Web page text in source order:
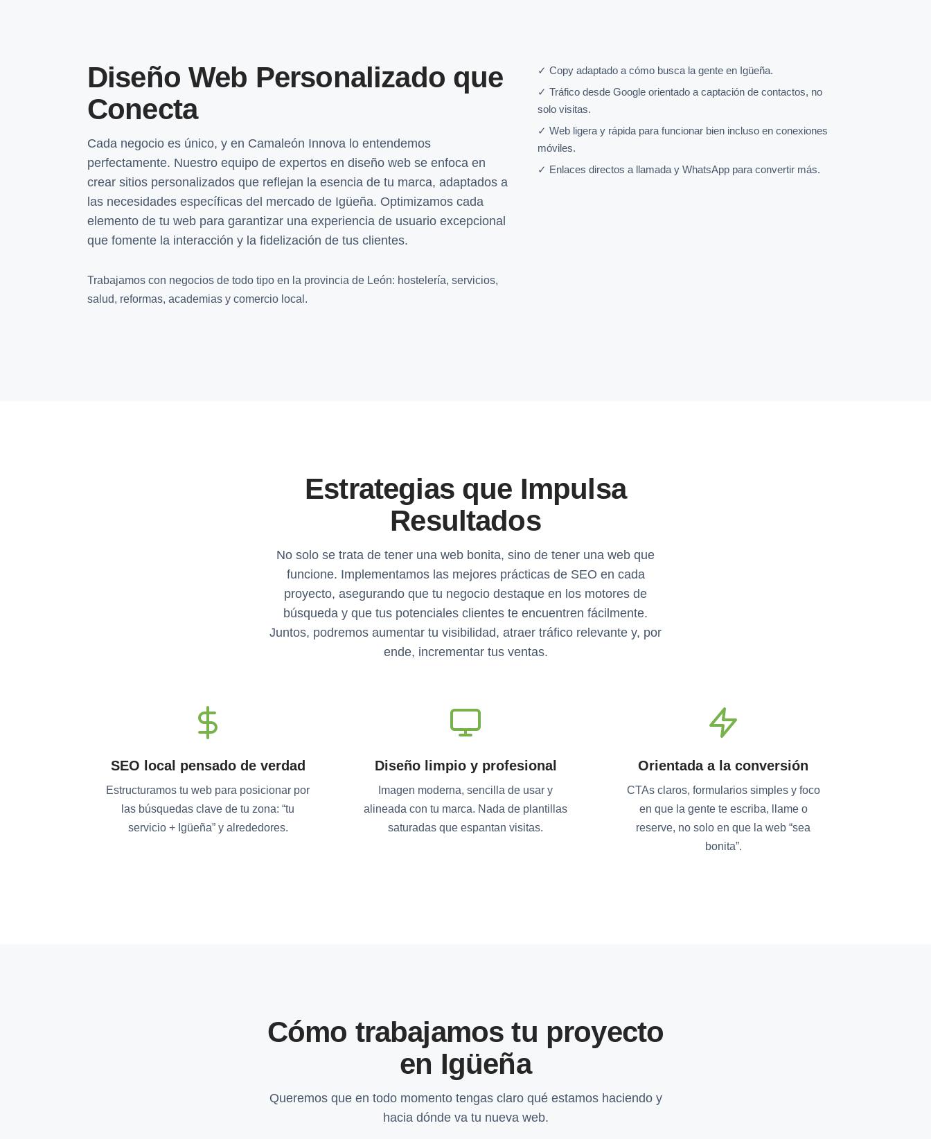
Diseño Web Personalizado que
Conecta
Cada negocio es único, y en Camaleón Innova lo entendemos
perfectamente. Nuestro equipo de expertos en diseño web se enfoca en
crear sitios personalizados que reflejan la esencia de tu marca, adaptados a
las necesidades específicas del mercado de Igüeña. Optimizamos cada
elemento de tu web para garantizar una experiencia de usuario excepcional
que fomente la interacción y la fidelización de tus clientes.
Trabajamos con negocios de todo tipo en la provincia de León: hostelería, servicios,
salud, reformas, academias y comercio local.
✓ Copy adaptado a cómo busca la gente en Igüeña.
✓ Tráfico desde Google orientado a captación de contactos, no
solo visitas.
✓ Web ligera y rápida para funcionar bien incluso en conexiones
móviles.
✓ Enlaces directos a llamada y WhatsApp para convertir más.
Estrategias que Impulsa
Resultados
No solo se trata de tener una web bonita, sino de tener una web que
funcione. Implementamos las mejores prácticas de SEO en cada
proyecto, asegurando que tu negocio destaque en los motores de
búsqueda y que tus potenciales clientes te encuentren fácilmente.
Juntos, podremos aumentar tu visibilidad, atraer tráfico relevante y, por
ende, incrementar tus ventas.
SEO local pensado de verdad
Estructuramos tu web para posicionar por
las búsquedas clave de tu zona: “tu
servicio + Igüeña” y alrededores.
Diseño limpio y profesional
Imagen moderna, sencilla de usar y
alineada con tu marca. Nada de plantillas
saturadas que espantan visitas.
Orientada a la conversión
CTAs claros, formularios simples y foco
en que la gente te escriba, llame o
reserve, no solo en que la web “sea
bonita”.
Cómo trabajamos tu proyecto
en Igüeña
Queremos que en todo momento tengas claro qué estamos haciendo y
hacia dónde va tu nueva web.